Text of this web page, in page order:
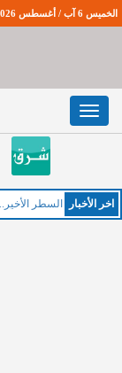
الخميس 6 آب / أغسطس 2026. 6:33:15 مساءً
Toggle
navigation
اخر اﻷخبار